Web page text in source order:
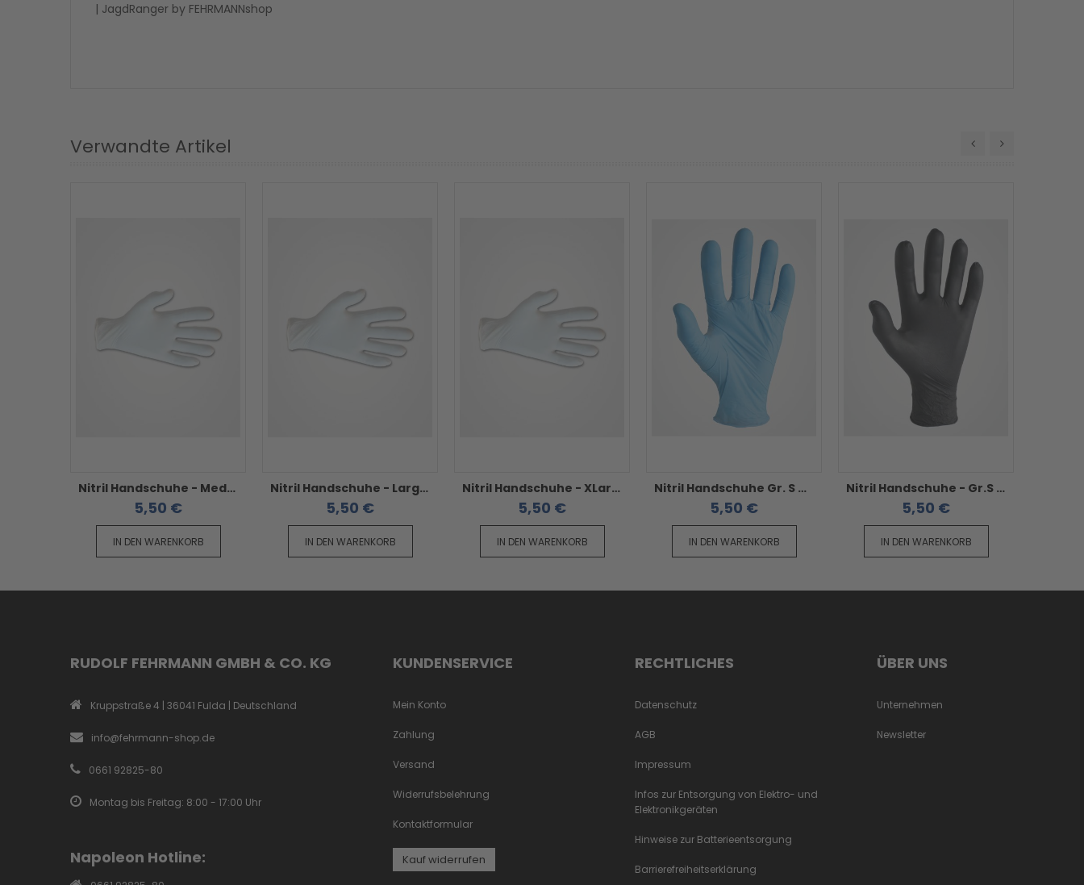
| JagdRanger by FEHRMANNshop
Verwandte Artikel
Nitril Handschuhe - Medium weiß
5,50 €
IN DEN WARENKORB
Nitril Handschuhe - Large weiß
5,50 €
IN DEN WARENKORB
Nitril Handschuhe - XLarge weiß
5,50 €
IN DEN WARENKORB
Nitril Handschuhe Gr. S blau - Puderfrei 200 Stück
5,50 €
IN DEN WARENKORB
Nitril Handschuhe - Gr.S schwarz
5,50 €
IN DEN WARENKORB
RUDOLF FEHRMANN GMBH & CO. KG
Kruppstraße 4 | 36041 Fulda | Deutschland
info@fehrmann-shop.de
0661 92825-80
Montag bis Freitag: 8:00 - 17:00 Uhr
Napoleon Hotline:
KUNDENSERVICE
Mein Konto
Zahlung
Versand
Widerrufsbelehrung
Kontaktformular
Kauf widerrufen
RECHTLICHES
Datenschutz
AGB
Impressum
Infos zur Entsorgung von Elektro- und
Elektronikgeräten
Hinweise zur Batterieentsorgung
Barrierefreiheitserklärung
ÜBER UNS
Unternehmen
Newsletter